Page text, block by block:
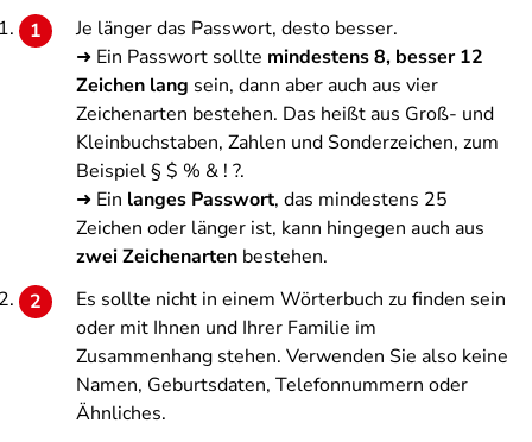
Je länger das Passwort, desto besser.
➜ Ein Passwort sollte mindestens 8, besser 12
Zeichen lang sein, dann aber auch aus vier
Zeichenarten bestehen. Das heißt aus Groß- und
Kleinbuchstaben, Zahlen und Sonderzeichen, zum
Beispiel § $ % & ! ?.
➜ Ein langes Passwort, das mindestens 25
Zeichen oder länger ist, kann hingegen auch aus
zwei Zeichenarten bestehen.
Es sollte nicht in einem Wörterbuch zu finden sein
oder mit Ihnen und Ihrer Familie im
Zusammenhang stehen. Verwenden Sie also keine
Namen, Geburtsdaten, Telefonnummern oder
Ähnliches.